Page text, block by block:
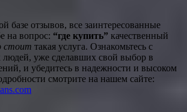
базе отзывов, все заинтересованные
на вопрос: “где купить” качественный
стоит такая услуга. Ознакомьтесь с
уже сделавших свой выбор в
и убедитесь в надежности и высоком
смотрите на нашем сайте: